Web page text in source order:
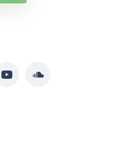
YouTubeSoundcloud